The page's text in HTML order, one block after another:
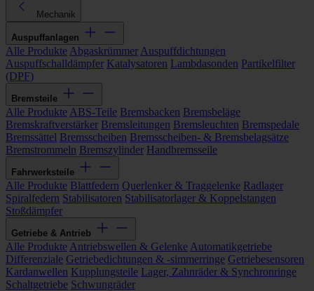
Mechanik
Auspuffanlagen
Alle Produkte Abgaskrümmer Auspuffdichtungen
Auspuffschalldämpfer Katalysatoren Lambdasonden Partikelfilter
(DPF)
Bremsteile
Alle Produkte ABS-Teile Bremsbacken Bremsbeläge
Bremskraftverstärker Bremsleitungen Bremsleuchten Bremspedale
Bremssättel Bremsscheiben Bremsscheiben- & Bremsbelagsätze
Bremstrommeln Bremszylinder Handbremsseile
Fahrwerksteile
Alle Produkte Blattfedern Querlenker & Traggelenke Radlager
Spiralfedern Stabilisatoren Stabilisatorlager & Koppelstangen
Stoßdämpfer
Getriebe & Antrieb
Alle Produkte Antriebswellen & Gelenke Automatikgetriebe
Differenziale Getriebedichtungen & -simmerringe Getriebesensoren
Kardanwellen Kupplungsteile Lager, Zahnräder & Synchronringe
Schaltgetriebe Schwungräder